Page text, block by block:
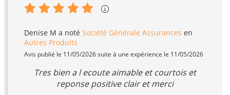
Denise M a noté Société Générale Assurances en
Autres Produits
Avis publié le 11/05/2026 suite à une expérience le 11/05/2026
Tres bien a l ecoute aimable et courtois et
reponse positive clair et merci